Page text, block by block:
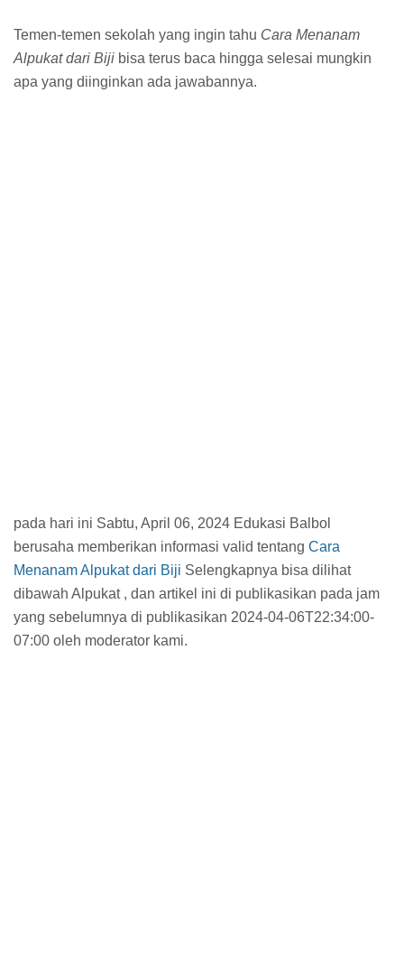
Temen-temen sekolah yang ingin tahu Cara Menanam
Alpukat dari Biji bisa terus baca hingga selesai mungkin
apa yang diinginkan ada jawabannya.
pada hari ini Sabtu, April 06, 2024 Edukasi Balbol
berusaha memberikan informasi valid tentang Cara
Menanam Alpukat dari Biji Selengkapnya bisa dilihat
dibawah Alpukat , dan artikel ini di publikasikan pada jam
yang sebelumnya di publikasikan 2024-04-06T22:34:00-
07:00 oleh moderator kami.